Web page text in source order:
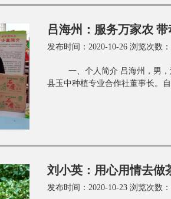
吕海州：服务万家农
发布时间：2020-10-26 浏览次数
一、个人简介 吕海州，男
县玉中种植专业合作社董事长。
刘小英：用心用情去做
发布时间：2020-10-23 浏览次数